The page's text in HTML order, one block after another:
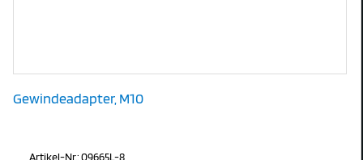
Gewindeadapter, M10
Artikel-Nr.: 09665L-8